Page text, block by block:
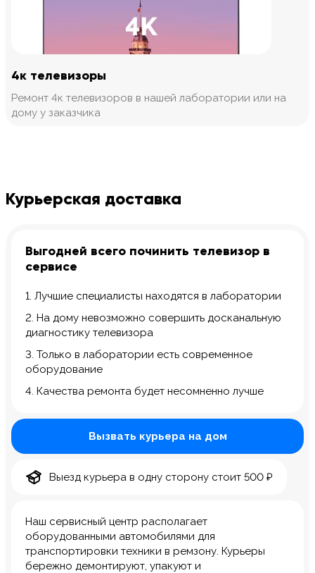
4к телевизоры
Ремонт 4к телевизоров в нашей лаборатории или на
дому у заказчика
Курьерская доставка
Выгодней всего починить телевизор в
сервисе
1. Лучшие специалисты находятся в лаборатории
2. На дому невозможно совершить досканальную
диагностику телевизора
3. Только в лаборатории есть современное
оборудование
4. Качества ремонта будет несомненно лучше
Наш сервисный центр располагает
оборудованными автомобилями для
транспортировки техники в ремзону. Курьеры
бережно демонтируют, упакуют и
Вызвать курьера на дом
Выезд курьера в одну сторону стоит 500 ₽